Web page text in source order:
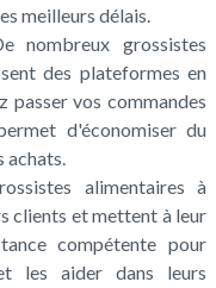
meilleurs délais.
nombreux grossistes
des plateformes en
passer vos commandes
d'économiser du
achats.
alimentaires à
clients et mettent à leur
compétente pour
les aider dans leurs